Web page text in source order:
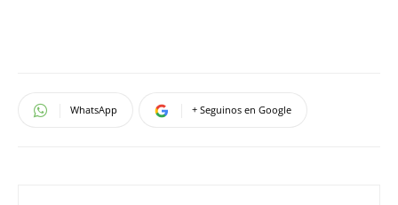
WhatsApp + Seguinos en Google